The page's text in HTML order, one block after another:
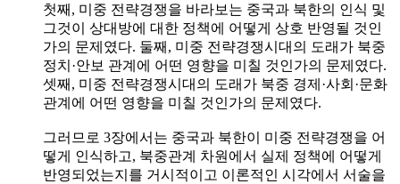
첫째, 미중 전략경쟁을 바라보는 중국과 북한의 인식 및
그것이 상대방에 대한 정책에 어떻게 상호 반영될 것인
가의 문제였다. 둘째, 미중 전략경쟁시대의 도래가 북중
정치·안보 관계에 어떤 영향을 미칠 것인가의 문제였다.
셋째, 미중 전략경쟁시대의 도래가 북중 경제·사회·문화
관계에 어떤 영향을 미칠 것인가의 문제였다.
그러므로 3장에서는 중국과 북한이 미중 전략경쟁을 어
떻게 인식하고, 북중관계 차원에서 실제 정책에 어떻게
반영되었는지를 거시적이고 이론적인 시각에서 서술을